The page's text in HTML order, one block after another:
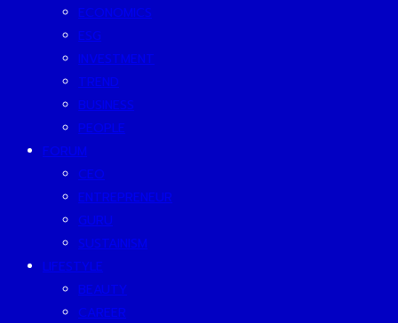
ECONOMICS
ESG
INVESTMENT
TREND
BUSINESS
PEOPLE
FORUM
CEO
ENTREPRENEUR
GURU
SUSTAINISM
LIFESTYLE
BEAUTY
CAREER